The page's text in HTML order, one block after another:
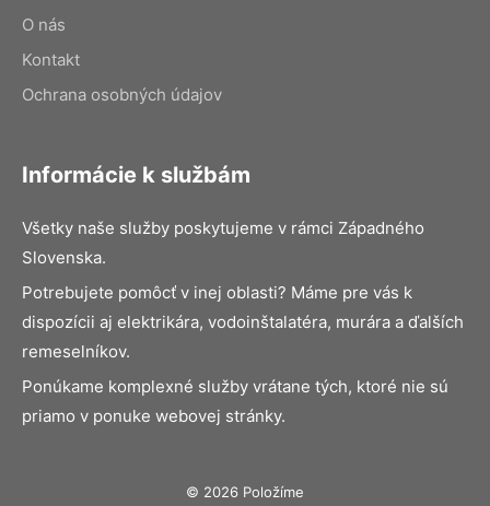
O nás
Kontakt
Ochrana osobných údajov
Informácie k službám
Všetky naše služby poskytujeme v rámci Západného
Slovenska.
Potrebujete pomôcť v inej oblasti? Máme pre vás k
dispozícii aj elektrikára, vodoinštalatéra, murára a ďalších
remeselníkov.
Ponúkame komplexné služby vrátane tých, ktoré nie sú
priamo v ponuke webovej stránky.
© 2026 Položíme